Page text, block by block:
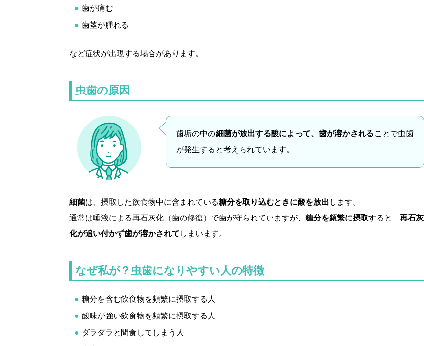
歯が痛む
歯茎が腫れる
など症状が出現する場合があります。
虫歯の原因
歯垢の中の細菌が放出する酸によって、歯が溶かされる ことで虫歯
が発生すると考えられています。
細菌は、摂取した飲食物中に含まれている糖分を取り込むときに酸を放出 します。
通常は唾液による再石灰化（歯の修復）で歯が守られていますが、 糖分を頻繁に摂取すると、 再石灰
化が追い付かず歯が溶かされて しまいます。
なぜ私が？虫歯になりやすい人の特徴
糖分を含む飲食物を頻繁に摂取する人
酸味が強い飲食物を頻繁に摂取する人
ダラダラと間食してしまう人